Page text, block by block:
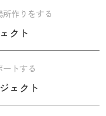
作りをする
クト
トする
ェクト